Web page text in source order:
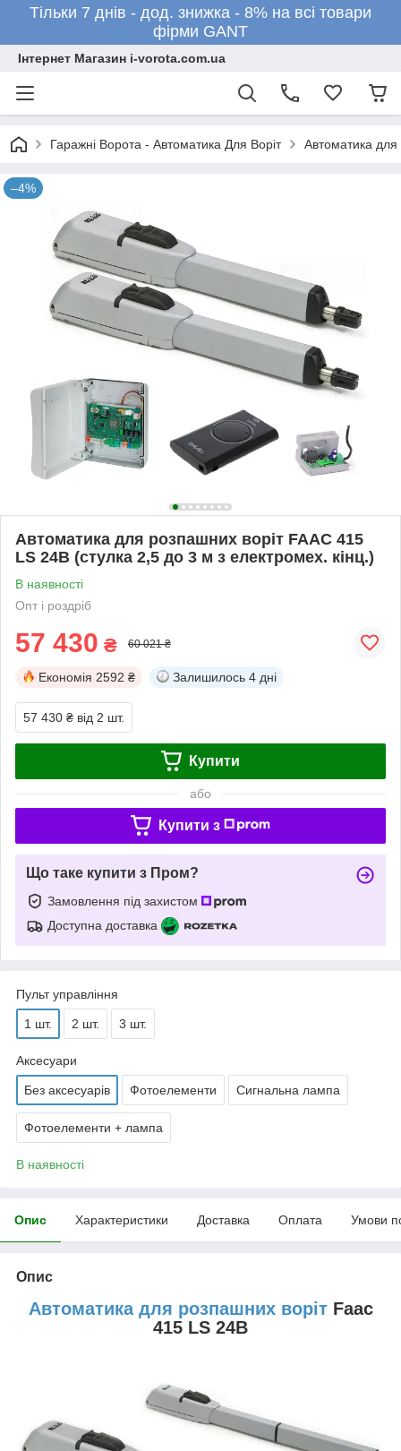
Тільки 7 днів - дод. знижка - 8% на всі товари
фірми GANT
Інтернет Магазин i-vorota.com.ua
Гаражні Ворота - Автоматика Для Воріт Автоматика для
–4%
Автоматика для розпашних воріт FAAC 415
LS 24В (стулка 2,5 до 3 м з електромех. кінц.)
В наявності
Опт і роздріб
57 430 ₴ 60 021 ₴
Економія 2592 ₴ Залишилось 4 дні
57 430 ₴ від 2 шт.
Купити
або
Купити з
Що таке купити з Пром?
Замовлення під захистом
Доступна доставка
Пульт управління
1 шт. 2 шт. 3 шт.
Аксесуари
Без аксесуарів Фотоелементи Сигнальна лампа
Фотоелементи + лампа
В наявності
Опис Характеристики Доставка Оплата Умови
Опис
Автоматика для розпашних ворітFaac
415 LS 24В